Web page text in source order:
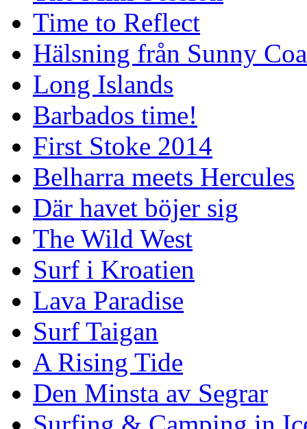
Time to Reflect
Hälsning från Sunny
Long Islands
Barbados time!
First Stoke 2014
Belharra meets Hercules
Där havet böjer sig
The Wild West
Surf i Kroatien
Lava Paradise
Surf Taigan
A Rising Tide
Den Minsta av Segrar